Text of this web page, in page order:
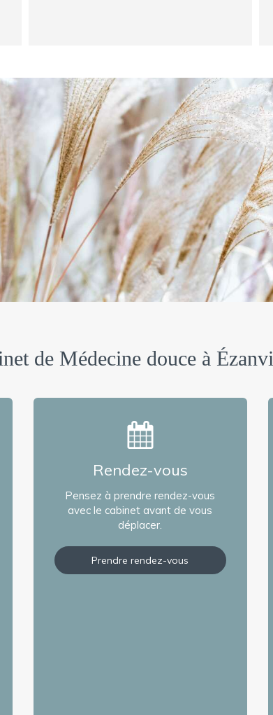
de Médecine douce à
Rendez-vous
Pensez à prendre rendez-vous
avec le cabinet avant de vous
déplacer.
Prendre rendez-vous